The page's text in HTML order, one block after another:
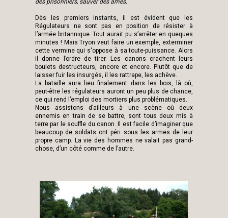
des prisonniers, sauver des âmes.
Dès les premiers instants, il est évident que les
Régulateurs ne sont pas en position de résister à
l’armée britannique. Tout aurait pu s’arrêter en queques
minutes ! Mais Tryon veut faire un exemple, exterminer
cette vermine qui s'oppose à sa toute-puissance. Alors
il donne l’ordre de tirer. Les canons crachent leurs
boulets destructeurs, encore et encore. Plutôt que de
laisser fuir les insurgés, il les rattrape, les achève.
La bataille aura lieu finalement dans les bois, là où,
peut-être les régulateurs auront un peu plus de chance,
ce qui rend l’emploi des mortiers plus problématiques.
Nous assistons d’ailleurs à une scène où deux
ennemis en train de se battre, sont tous deux mis à
terre par le souffle du canon. Il est facile d’imaginer que
beaucoup de soldats ont péri sous les armes de leur
propre camp. La vie des hommes ne valait pas grand-
chose, d’un côté comme de l’autre.